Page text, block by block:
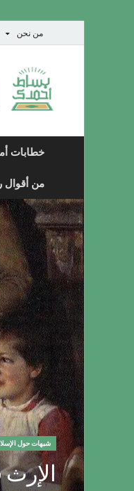
من نحن
خطابات
من أقوال
شبهات حول